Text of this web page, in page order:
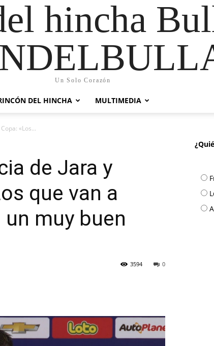
hincha
Un Solo Corazón
DEL HINCHA MULTIMEDIA
«Los...
de Jara y
que van a
muy buen
0
3594